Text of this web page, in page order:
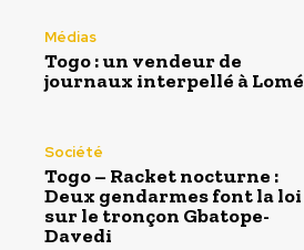
Médias
Togo : un vendeur de
journaux interpellé à Lomé
Société
Togo – Racket nocturne :
Deux gendarmes font la loi
sur le tronçon Gbatope-
Davedi